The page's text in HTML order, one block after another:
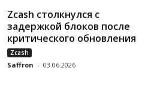
Zcash столкнулся с
задержкой блоков после
критического обновления
Zcash
Saffron - 03.06.2026